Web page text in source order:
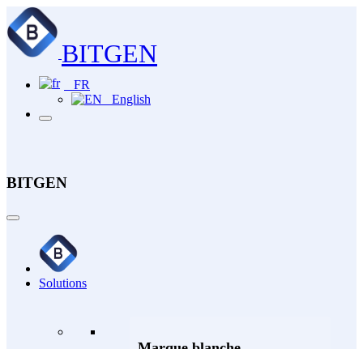
BITGEN
FR
English
BITGEN
Solutions